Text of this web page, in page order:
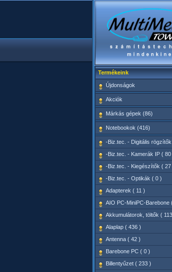
Termékeink
Újdonságok
Akciók
Márkás gépek (86)
Notebookok (416)
-Biz.tec. - Digitális
-Biz.tec. - Kamerák IP ( 80
-Biz.tec. - Kiegészítők ( 27
-Biz.tec. - Optikák ( 0 )
Adapterek ( 11 )
AIO PC-MiniPC-Barebone
Akkumulátorok, töltők (
Alaplap ( 436 )
Antenna ( 42 )
Barebone PC ( 0 )
Billentyűzet ( 233 )